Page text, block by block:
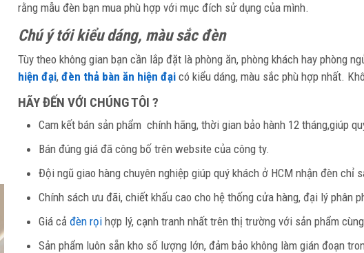
rằng mẫu đèn bạn mua phù hợp với mục đích sử dụng của mình.
Chú ý tới kiểu dáng, màu sắc đèn
Tùy theo không gian bạn cần lắp đặt là phòng ăn, phòng khách hay phòng
hiện đại, đèn thả bàn ăn hiện đại có kiểu dáng, màu sắc phù hợp nhất.
HÃY ĐẾN VỚI CHÚNG TÔI ?
Cam kết bán sản phẩm chính hãng, thời gian bảo hành 12 tháng,giúp
Bán đúng giá đã công bố trên website của công ty.
Đội ngũ giao hàng chuyên nghiệp giúp quý khách ở HCM nhận đèn chỉ
Chính sách ưu đãi, chiết khấu cao cho hệ thống cửa hàng, đại lý phân
Giá cả đèn rọi hợp lý, cạnh tranh nhất trên thị trường với sản phẩm
Sản phẩm luôn sẵn kho số lượng lớn, đảm bảo không làm gián đoạn